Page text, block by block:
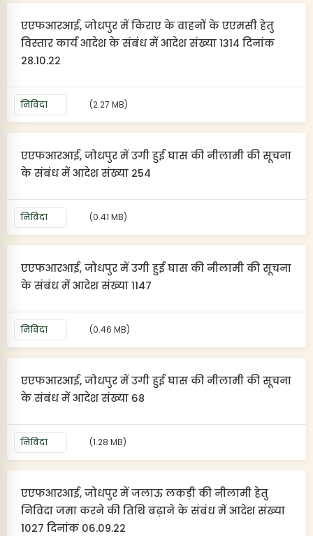
एएफआरआई, जोधपुर में किराए के वाहनों के एएमसी हेतु
विस्तार कार्य आदेश के संबंध में आदेश संख्या 1314 दिनांक
28.10.22
निविदा (2.27 MB)
एएफआरआई, जोधपुर में उगी हुई घास की नीलामी की सूचना
के संबंध में आदेश संख्या 254
निविदा (0.41 MB)
एएफआरआई, जोधपुर में उगी हुई घास की नीलामी की सूचना
के संबंध में आदेश संख्या 1147
निविदा (0.46 MB)
एएफआरआई, जोधपुर में उगी हुई घास की नीलामी की सूचना
के संबंध में आदेश संख्या 68
निविदा (1.28 MB)
एएफआरआई, जोधपुर में जलाऊ लकड़ी की नीलामी हेतु
निविदा जमा करने की तिथि बढ़ाने के संबंध में आदेश संख्या
1027 दिनांक 06.09.22